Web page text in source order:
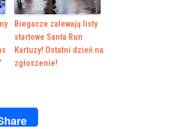
Biegacze zalewają listy
startowe Santa Run
Kartuzy! Ostatni dzień na
zgłoszenie!